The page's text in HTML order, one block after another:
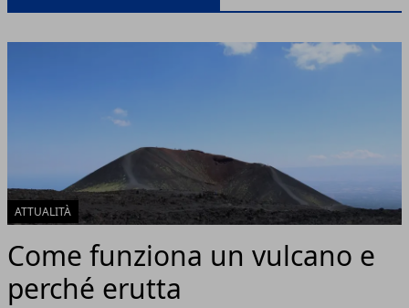
ATTUALITÀ
Come funziona un vulcano e
perché erutta